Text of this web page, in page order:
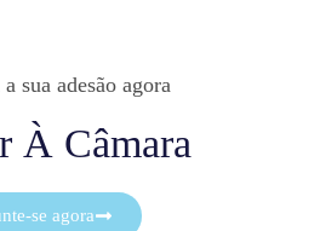
sua adesão agora
À Câmara
se agora